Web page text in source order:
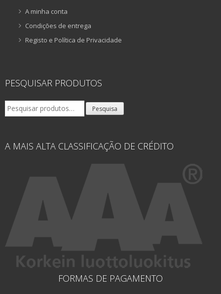
A minha conta
Condições de entrega
Registo e Política de Privacidade
PESQUISAR PRODUTOS
Pesquisar
por:
Pesquisa
A MAIS ALTA CLASSIFICAÇÃO DE CRÉDITO
FORMAS DE PAGAMENTO